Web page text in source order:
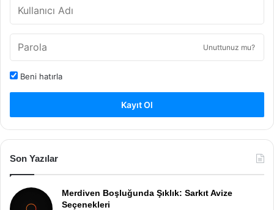
Unuttunuz mu?
Beni hatırla
Kayıt Ol
Son Yazılar
Merdiven Boşluğunda Şıklık: Sarkıt Avize
Seçenekleri